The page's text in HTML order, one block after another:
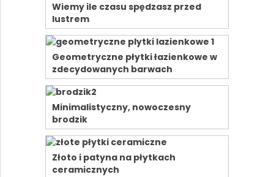
Wiemy ile czasu spędzasz przed
lustrem
Geometryczne płytki łazienkowe w
zdecydowanych barwach
Minimalistyczny, nowoczesny
brodzik
Złoto i patyna na płytkach
ceramicznych